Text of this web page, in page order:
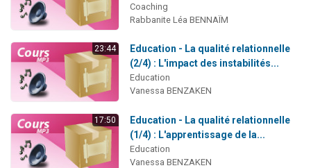
Coaching
Rabbanite Léa BENNAÏM
23:44
Education - La qualité relationnelle
(2/4) : L'impact des instabilités...
Education
Vanessa BENZAKEN
17:50
Education - La qualité relationnelle
(1/4) : L'apprentissage de la...
Education
Vanessa BENZAKEN